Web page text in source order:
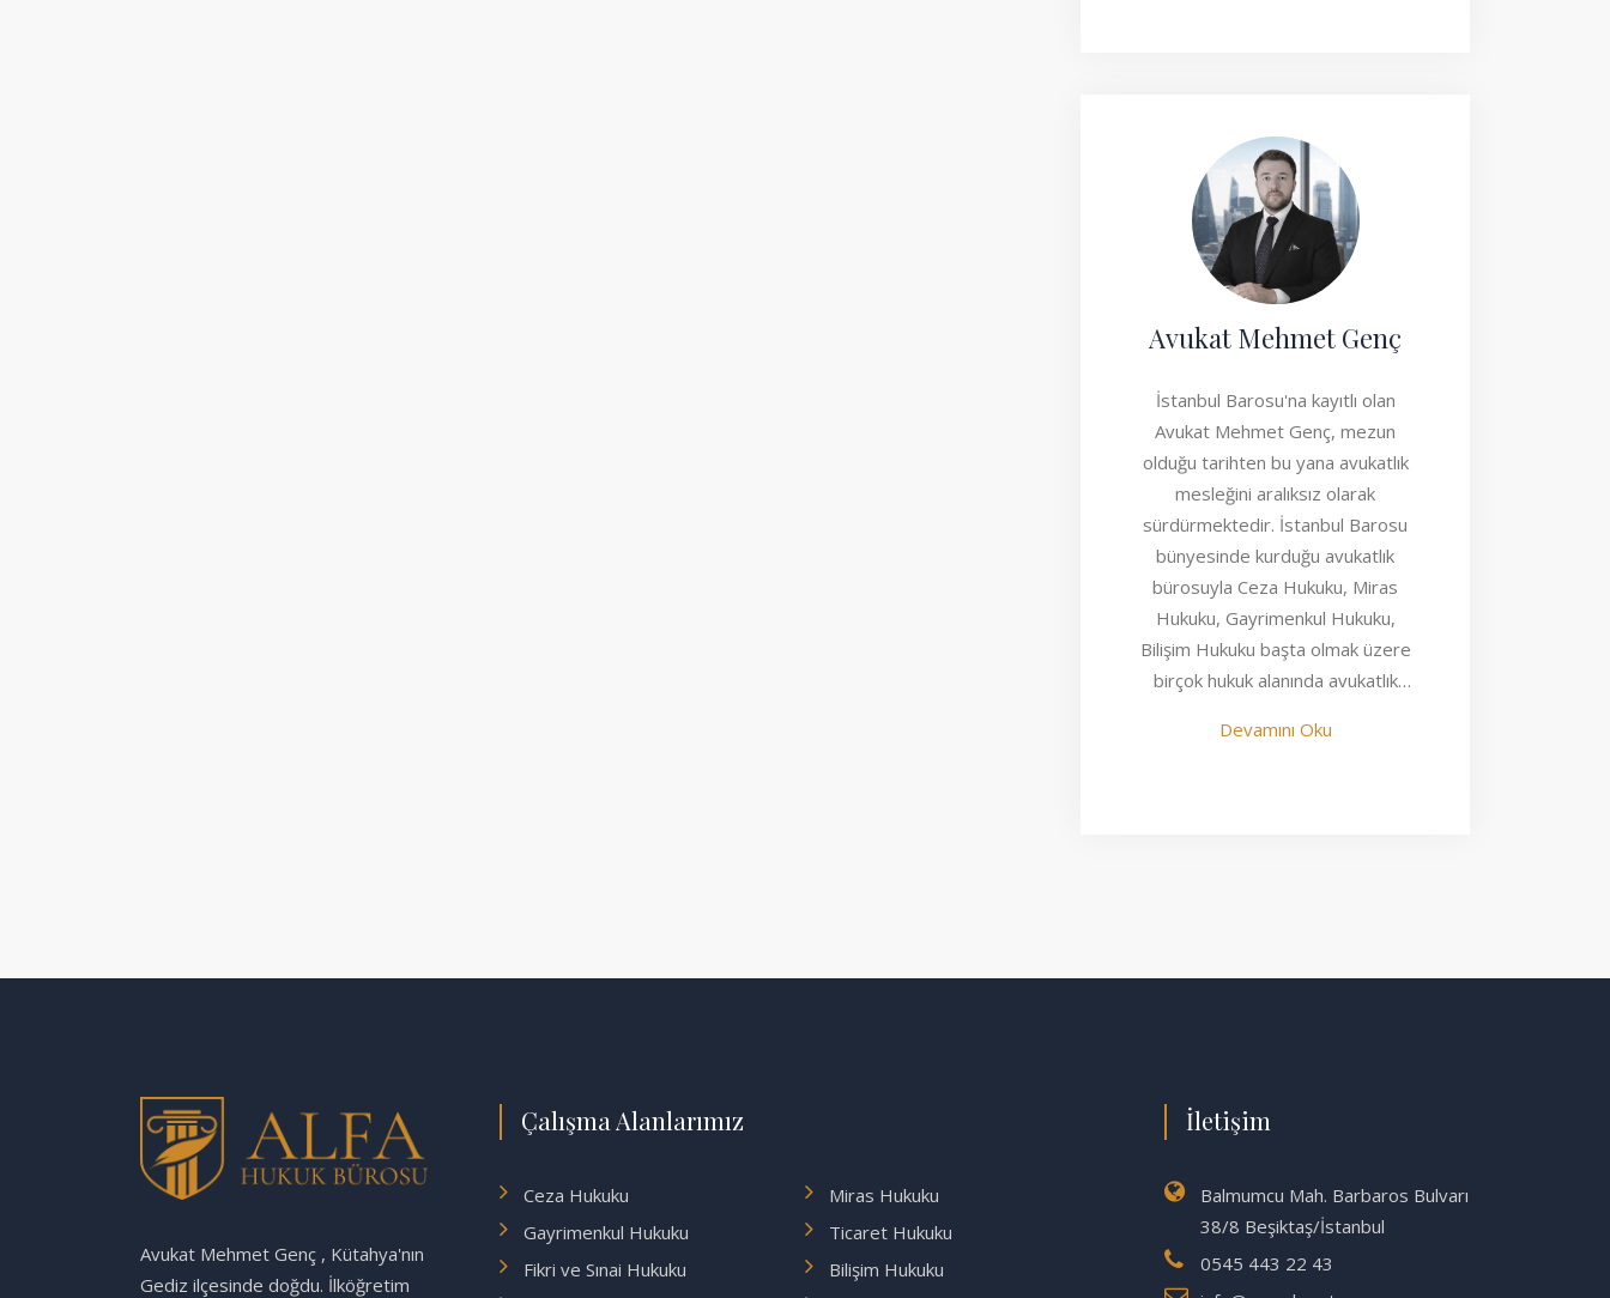
Avukat Mehmet Genç
İstanbul Barosu'na kayıtlı olan
Avukat Mehmet Genç, mezun
olduğu tarihten bu yana avukatlık
mesleğini aralıksız olarak
sürdürmektedir. İstanbul Barosu
bünyesinde kurduğu avukatlık
bürosuyla Ceza Hukuku, Miras
Hukuku, Gayrimenkul Hukuku,
Bilişim Hukuku başta olmak üzere
birçok hukuk alanında avukatlık
Devamını Oku
Avukat Mehmet Genç , Kütahya'nın
Gediz ilçesinde doğdu. İlköğretim
Çalışma Alanlarımız
Ceza Hukuku
Miras Hukuku
Gayrimenkul Hukuku
Ticaret Hukuku
Fikri ve Sınai Hukuku
Bilişim Hukuku
İletişim
Balmumcu Mah. Barbaros Bulvarı
38/8 Beşiktaş/İstanbul
0545 443 22 43